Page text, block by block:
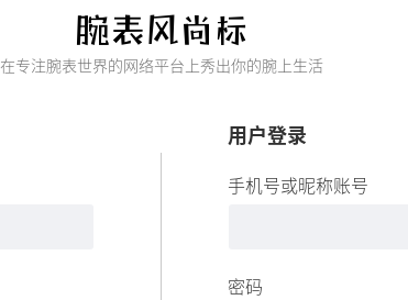
在专注腕表世界的网络平台上秀出你的腕上生活
用户登录
手机号或昵称账号
密码